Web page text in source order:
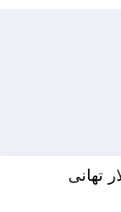
تهانى